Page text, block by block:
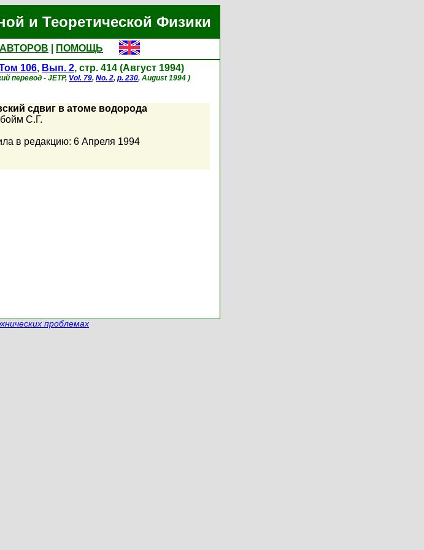
и Теоретической Физики
ПОМОЩЬ
106, Вып. 2, стр. 414 (Август 1994)
перевод - JETP, Vol. 79, No. 2, p. 230, August 1994 )
сдвиг в атоме водорода
С.Г.
в редакцию: 6 Апреля 1994
проблемах